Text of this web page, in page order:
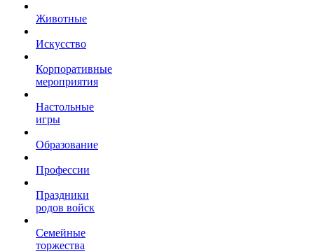
Животные
Искусство
Корпоративные
мероприятия
Настольные
игры
Образование
Профессии
Праздники
родов войск
Семейные
торжества